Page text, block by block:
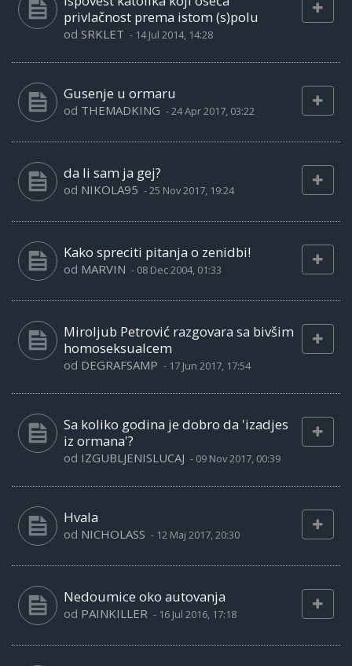
privlačnost prema istom (s)polu
od SRKLET - 14 Jul 2014, 14:28
Gusenje u ormaru
od THEMADKING -24 Apr 2017, 03:22
da li sam ja gej?
od NIKOLA95 -25 Nov 2017, 19:24
Kako spreciti pitanja o zenidbi!
od MARVIN - 08 Dec 2004, 01:33
Miroljub Petrović razgovara sa bivšim
homoseksualcem
od DEGRAFSAMP - 17 Jun 2017, 17:54
Sa koliko godina je dobro da 'izadjes
iz ormana'?
od IZGUBLJENISLUCAJ - 09 Nov 2017, 00:39
Hvala
od NICHOLASS - 12 Maj 2017, 20:30
Nedoumice oko autovanja
od PAINKILLER - 16 Jul 2016, 17:18